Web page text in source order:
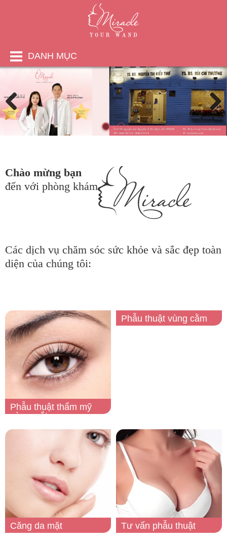
DANH MỤC
Chào mừng bạn
đến với phòng khám
Các dịch vụ chăm sóc sức khỏe và sắc đẹp toàn
diện của chúng tôi:
Phẫu thuật thẩm mỹ
vùng mắt
Phẫu thuật vùng cằm
Căng da mặt
Tư vấn phẫu thuật
ngực